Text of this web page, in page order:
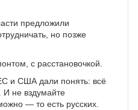
предложили
но позже
с расстановочкой.
и США дали понять: всё
И не вздумайте
— то есть русских.